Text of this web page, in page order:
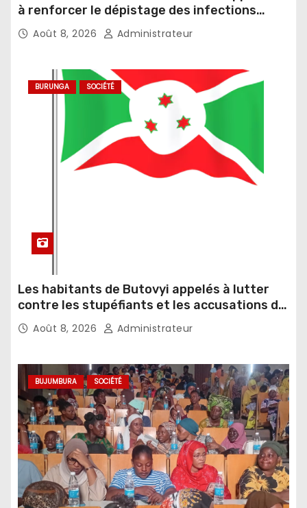
à renforcer le dépistage des infections
sexuellement transmissibles
Août 8, 2026 Administrateur
BURUNGA SOCIÉTÉ
Les habitants de Butovyi appelés à lutter
contre les stupéfiants et les accusations de
sorcellerie
Août 8, 2026 Administrateur
BUJUMBURA SOCIÉTÉ